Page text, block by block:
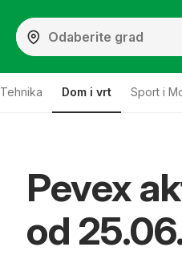
Tehnika Dom i vrt Sport i
Pevex
od